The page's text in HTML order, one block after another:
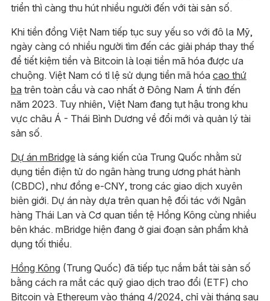
triển thì càng thu hút nhiều người đến với tài sản số.
Khi tiền đồng Việt Nam tiếp tục suy yếu so với đô la Mỹ,
ngày càng có nhiều người tìm đến các giải pháp thay thế
để tiết kiệm tiền và Bitcoin là loại tiền mã hóa được ưa
chuộng. Việt Nam có tỉ lệ sử dụng tiền mã hóa cao thứ
ba trên toàn cầu và cao nhất ở Đông Nam Á tính đến
năm 2023. Tuy nhiên, Việt Nam đang tụt hậu trong khu
vực châu Á - Thái Bình Dương về đổi mới và quản lý tài
sản số.
Dự án mBridge là sáng kiến ​​của Trung Quốc nhằm sử
dụng tiền điện tử do ngân hàng trung ương phát hành
(CBDC), như đồng e-CNY, trong các giao dịch xuyên
biên giới. Dự án này dựa trên quan hệ đối tác với Ngân
hàng Thái Lan và Cơ quan tiền tệ Hồng Kông cùng nhiều
bên khác. mBridge hiện đang ở giai đoạn sản phẩm khả
dụng tối thiểu.
Hồng Kông (Trung Quốc) đã tiếp tục nắm bắt tài sản số
bằng cách ra mắt các quỹ giao dịch trao đổi (ETF) cho
Bitcoin và Ethereum vào tháng 4/2024, chỉ vài tháng sau